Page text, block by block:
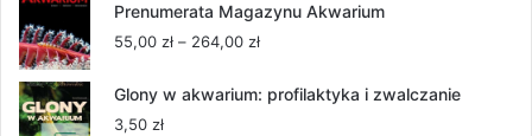
Prenumerata Magazynu Akwarium
55,00 zł – 264,00 złZakres
od
Glony w akwarium: profilaktyka i zwalczanie
3,50 zł